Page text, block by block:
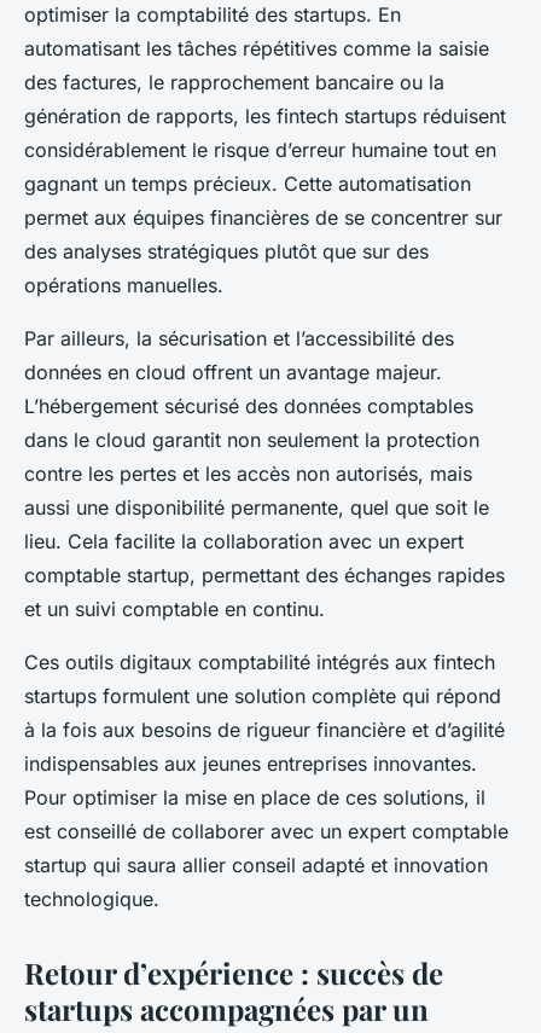
optimiser la comptabilité des startups. En
automatisant les tâches répétitives comme la saisie
des factures, le rapprochement bancaire ou la
génération de rapports, les fintech startups réduisent
considérablement le risque d’erreur humaine tout en
gagnant un temps précieux. Cette automatisation
permet aux équipes financières de se concentrer sur
des analyses stratégiques plutôt que sur des
opérations manuelles.
Par ailleurs, la sécurisation et l’accessibilité des
données en cloud offrent un avantage majeur.
L’hébergement sécurisé des données comptables
dans le cloud garantit non seulement la protection
contre les pertes et les accès non autorisés, mais
aussi une disponibilité permanente, quel que soit le
lieu. Cela facilite la collaboration avec un expert
comptable startup, permettant des échanges rapides
et un suivi comptable en continu.
Ces outils digitaux comptabilité intégrés aux fintech
startups formulent une solution complète qui répond
à la fois aux besoins de rigueur financière et d’agilité
indispensables aux jeunes entreprises innovantes.
Pour optimiser la mise en place de ces solutions, il
est conseillé de collaborer avec un expert comptable
startup qui saura allier conseil adapté et innovation
technologique.
Retour d’expérience : succès de
startups accompagnées par un